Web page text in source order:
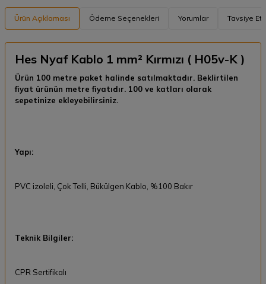
Ürün Açıklaması Ödeme Seçenekleri Yorumlar Tavsiye Et
Hes Nyaf Kablo 1 mm² Kırmızı ( H05v-K )
Ürün 100 metre paket halinde satılmaktadır. Beklirtilen
fiyat ürünün metre fiyatıdır. 100 ve katları olarak
sepetinize ekleyebilirsiniz.
Yapı:
PVC izoleli, Çok Telli, Bükülgen Kablo, %100 Bakır
Teknik Bilgiler:
CPR Sertifikalı